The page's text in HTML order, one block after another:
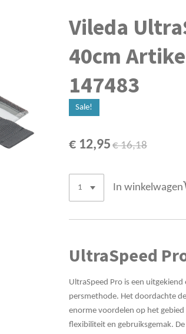
Vileda
40cm
147483
Sale!
€ 12,95 € 16,18
In winkelwagen
UltraSpeed
UltraSpeed Pro is een
persmethode. Het doordachte
enorme voordelen op het
flexibiliteit en gebruiksgemak.